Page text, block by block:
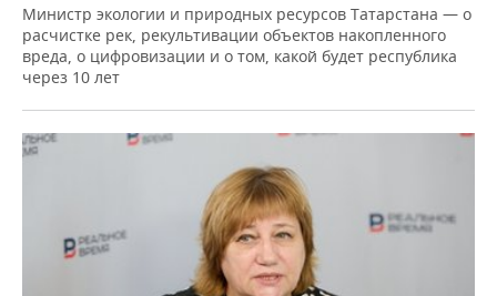
Министр экологии и природных ресурсов Татарстана — о
расчистке рек, рекультивации объектов накопленного
вреда, о цифровизации и о том, какой будет республика
через 10 лет